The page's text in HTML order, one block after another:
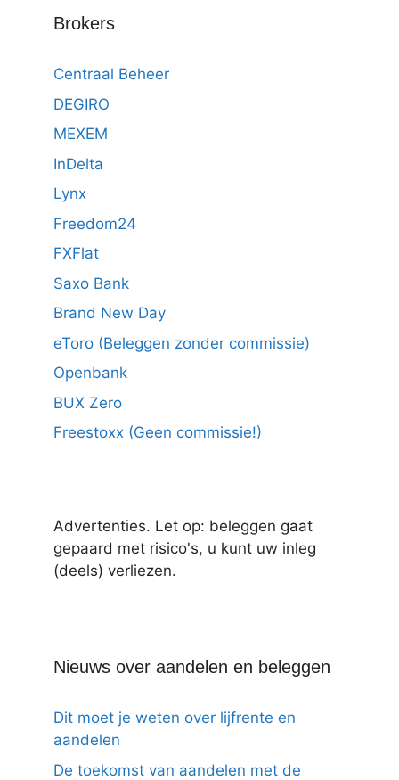
Brokers
Centraal Beheer
DEGIRO
MEXEM
InDelta
Lynx
Freedom24
FXFlat
Saxo Bank
Brand New Day
eToro (Beleggen zonder commissie)
Openbank
BUX Zero
Freestoxx (Geen commissie!)
Advertenties. Let op: beleggen gaat
gepaard met risico's, u kunt uw inleg
(deels) verliezen.
Nieuws over aandelen en beleggen
Dit moet je weten over lijfrente en
aandelen
De toekomst van aandelen met de